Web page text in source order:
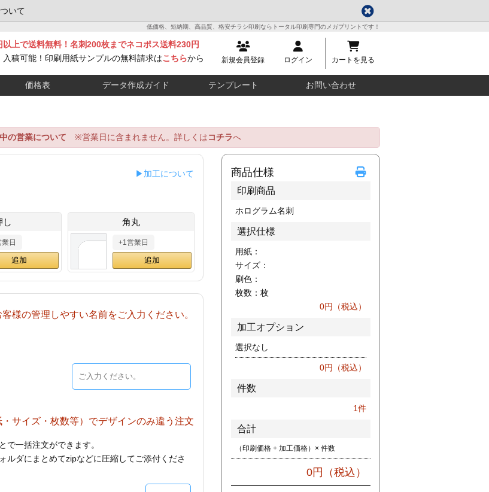
いて
低価格、短納期、高品質、格安チラシ印刷ならトータル印刷専門のメガプリントです！
新規会員登録 ログイン カートを見る
上で送料無料！名刺200枚までネコポス送料230円
入稿可能！印刷用紙サンプルの無料請求はこちらから
価格表 データ作成ガイド テンプレート お問い合わせ
の営業について ※営業日に含まれません。詳しくはコチラへ
▶加工について
し
日
角丸
+1営業日
様の管理しやすい名前をご入力ください。
サイズ・枚数等）でデザインのみ違う注文
で一括注文ができます。
ルダにまとめてzipなどに圧縮してご添付くださ
商品仕様
印刷商品
ホログラム名刺
選択仕様
用紙：
サイズ：
刷色：
枚数： 枚
0円（税込）
加工オプション
選択なし
0円（税込）
件数
1件
合計
（印刷価格 + 加工価格）× 件数
0円（税込）